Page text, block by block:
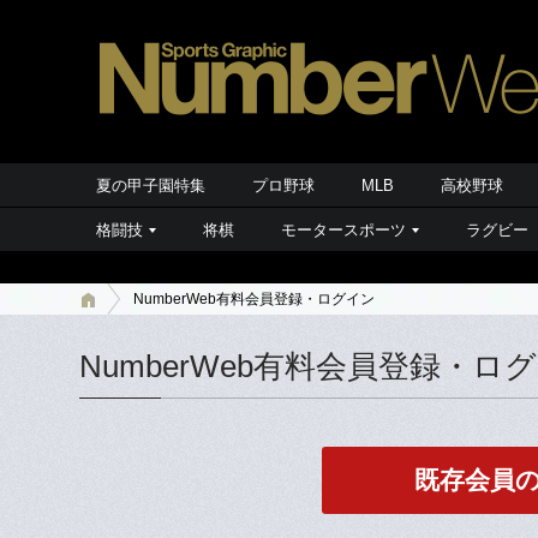
夏の甲子園特集 プロ野球 MLB 高校野球
格闘技 将棋 モータースポーツ ラグビー
NumberWeb有料会員登録・ログイン
NumberWeb有料会員登録・ロ
既存会員